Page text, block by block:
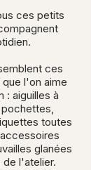
ces petits
ces
l'on aime
: aiguilles à
toutes
glanées
l'atelier.